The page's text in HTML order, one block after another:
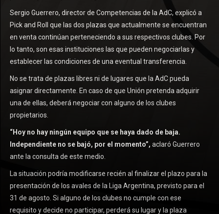
Sergio Guerrero, director de Competencias de la AdC, explicó a
Pick and Roll que las dos plazas que actualmente se encuentran
en venta continúan perteneciendo a sus respectivos clubes. Por
lo tanto, son esas instituciones las que pueden negociarlas y
establecer las condiciones de una eventual transferencia.
No se trata de plazas libres ni de lugares que la AdC pueda
asignar directamente. En caso de que Unión pretenda adquirir
una de ellas, deberá negociar con alguno de los clubes
propietarios.
“Hoy no hay ningún equipo que se haya dado de baja.
Independiente no se bajó, por el momento”, aclaró Guerrero
ante la consulta de este medio.
La situación podría modificarse recién al finalizar el plazo para la
presentación de los avales de la Liga Argentina, previsto para el
31 de agosto. Si alguno de los clubes no cumple con ese
requisito y decide no participar, perderá su lugar y la plaza